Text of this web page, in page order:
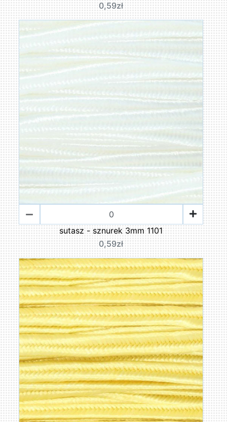
0,59zł
sutasz - sznurek 3mm 1101
0,59zł